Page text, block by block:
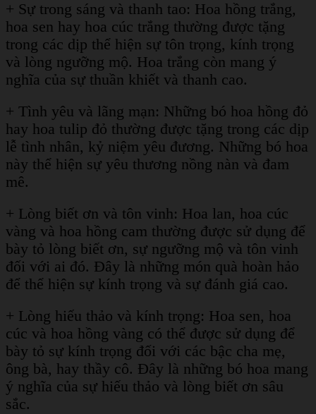
+ Sự trong sáng và thanh tao: Hoa hồng trắng,
hoa sen hay hoa cúc trắng thường được tặng
trong các dịp thể hiện sự tôn trọng, kính trọng
và lòng ngưỡng mộ. Hoa trắng còn mang ý
nghĩa của sự thuần khiết và thanh cao.
+ Tình yêu và lãng mạn: Những bó hoa hồng đỏ
hay hoa tulip đỏ thường được tặng trong các dịp
lễ tình nhân, kỷ niệm yêu đương. Những bó hoa
này thể hiện sự yêu thương nồng nàn và đam
mê.
+ Lòng biết ơn và tôn vinh: Hoa lan, hoa cúc
vàng và hoa hồng cam thường được sử dụng để
bày tỏ lòng biết ơn, sự ngưỡng mộ và tôn vinh
đối với ai đó. Đây là những món quà hoàn hảo
để thể hiện sự kính trọng và sự đánh giá cao.
+ Lòng hiếu thảo và kính trọng: Hoa sen, hoa
cúc và hoa hồng vàng có thể được sử dụng để
bày tỏ sự kính trọng đối với các bậc cha mẹ,
ông bà, hay thầy cô. Đây là những bó hoa mang
ý nghĩa của sự hiếu thảo và lòng biết ơn sâu
sắc.